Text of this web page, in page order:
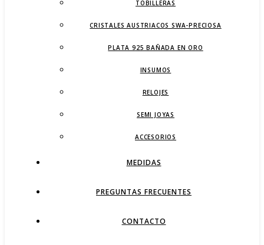
TOBILLERAS
CRISTALES AUSTRIACOS SWA-PRECIOSA
PLATA 925 BAÑADA EN ORO
INSUMOS
RELOJES
SEMI JOYAS
ACCESORIOS
MEDIDAS
PREGUNTAS FRECUENTES
CONTACTO